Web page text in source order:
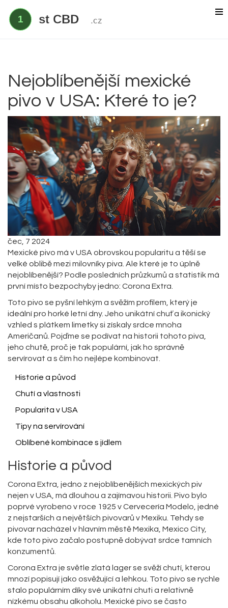
CBD účinek
Everclear
Nejoblíbenější mexické
pivo v USA: Které to je?
čec, 7 2024
Mexické pivo má v USA obrovskou popularitu a těší se
velké oblibě mezi milovníky piva. Ale které je to úplně
nejoblíbenější? Podle posledních průzkumů a statistik má
první místo bezpochyby jedno: Corona Extra.
Toto pivo se pyšní lehkým a svěžím profilem, který je
ideální pro horké letní dny. Jeho unikátní chuť a ikonický
vzhled s plátkem limetky si získaly srdce mnoha
Američanů. Pojďme se podívat na historii tohoto piva,
jeho chutě, proč je tak populární, jak ho správně
servírovat a s čím ho nejlépe kombinovat.
Historie a původ
Chutí a vlastnosti
Popularita v USA
Tipy na servírování
Oblíbené kombinace s jídlem
Historie a původ
Corona Extra, jedno z nejoblíbenějších mexických piv
nejen v USA, má dlouhou a zajímavou historii. Pivo bylo
poprvé vyrobeno v roce 1925 v Cervecería Modelo, jedné
z nejstarších a největších pivovarů v Mexiku. Tehdy se
pivovar nacházel v hlavním městě Mexika, Mexico City,
kde toto pivo začalo postupně dobývat srdce tamních
konzumentů.
Corona Extra je světle zlatá lager se svěží chutí, kterou
mnozí popisují jako osvěžující a lehkou. Toto pivo se rychle
stalo populárním díky své unikátní chuti a relativně
nízkému obsahu alkoholu. Mexické pivo se často